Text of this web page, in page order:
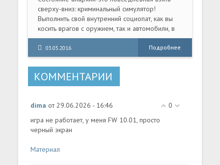
сверху-вниз: криминальный симулятор!
Выполнить свой внутренний социопат, как вы
косить врагов с оружием, так и автомобили, в
стремлении провернуть крупнейшее
ограбление в мире!
03.05.2016 Подробнее
КОММЕНТАРИИ
0
dima от 29.06.2026 - 16:46
игра не работает, у меня FW 10.01, просто
черный экран
Материал